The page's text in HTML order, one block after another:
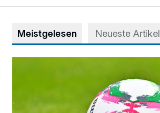
Meistgelesen Neueste Artikel